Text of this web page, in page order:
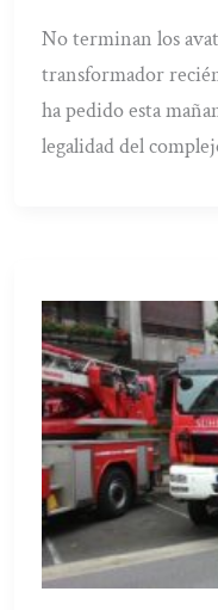
No terminan los
transformador
ha pedido esta
legalidad del